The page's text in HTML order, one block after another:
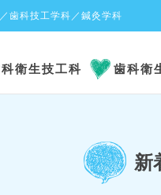
歯科技工学科／鍼灸学科
衛生技工科 歯科衛
新